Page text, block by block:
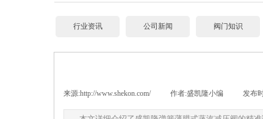
行业资讯 公司新闻 阀门知识
来源:http://www.shekon.com/ 作者:盛凯隆小编 发布